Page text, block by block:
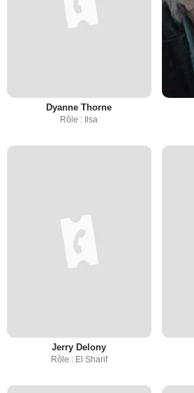
Dyanne Thorne
Rôle : Ilsa
Jerry Delony
Rôle : El Sharif